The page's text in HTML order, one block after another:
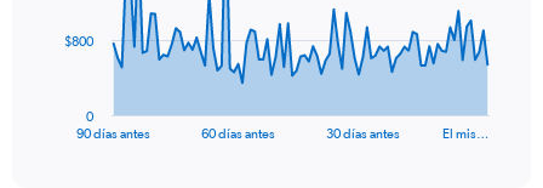
The
90 días antes 60 días antes 30 días antes El mis…
0
$800